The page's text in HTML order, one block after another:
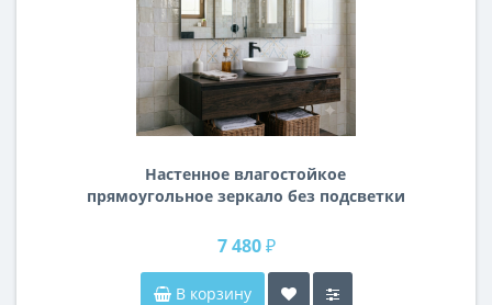
Настенное влагостойкое
прямоугольное зеркало без подсветки
7 480 ₽
В корзину